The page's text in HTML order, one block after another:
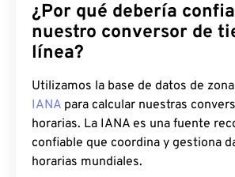
¿Por qué debería
nuestro conversor de
línea?
Utilizamos la base de datos de
IANA para calcular nuestras
horarias. La IANA es una fuente
confiable que coordina y gestiona
horarias mundiales.